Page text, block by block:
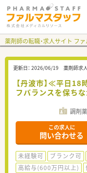
薬剤師の転職・求人サイト フ
更新日： 2026/06/19 薬剤師求人
【丹波市】≪平日18
フバランスを保ち
調剤
この求人に
問い合わせる
未経験可 ブランク可
高給与(600万円以上)